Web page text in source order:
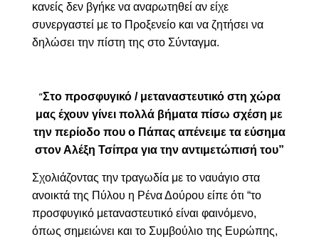
κανείς δεν βγήκε να αναρωτηθεί αν είχε
συνεργαστεί με το Προξενείο και να ζητήσει να
δηλώσει την πίστη της στο Σύνταγμα.
“Στο προσφυγικό / μεταναστευτικό στη χώρα
μας έχουν γίνει πολλά βήματα πίσω σχέση με
την περίοδο που ο Πάπας απένειμε τα εύσημα
στον Αλέξη Τσίπρα για την αντιμετώπισή του”
Σχολιάζοντας την τραγωδία με το ναυάγιο στα
ανοικτά της Πύλου η Ρένα Δούρου είπε ότι “το
προσφυγικό μεταναστευτικό είναι φαινόμενο,
όπως σημειώνει και το Συμβούλιο της Ευρώπης,